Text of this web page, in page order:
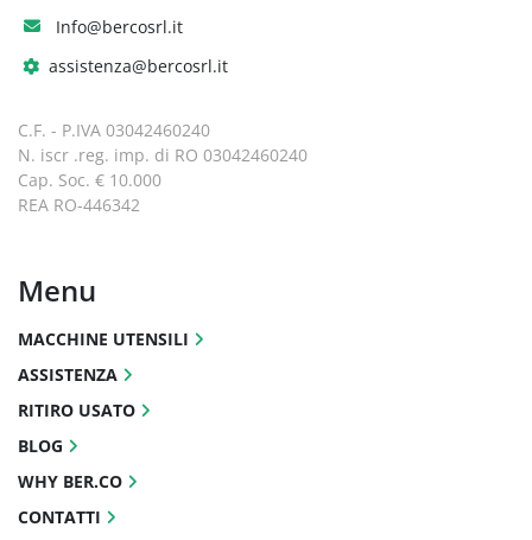
Info@bercosrl.it
assistenza@bercosrl.it
C.F. - P.IVA 03042460240
N. iscr .reg. imp. di RO 03042460240
Cap. Soc. € 10.000
REA RO-446342
Menu
MACCHINE UTENSILI
ASSISTENZA
RITIRO USATO
BLOG
WHY BER.CO
CONTATTI